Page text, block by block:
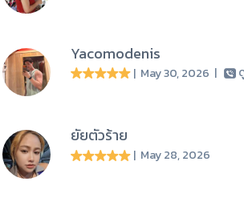
Yacomodenis
| May 30, 2026 |
ยัยตัวร้าย
| May 28, 2026